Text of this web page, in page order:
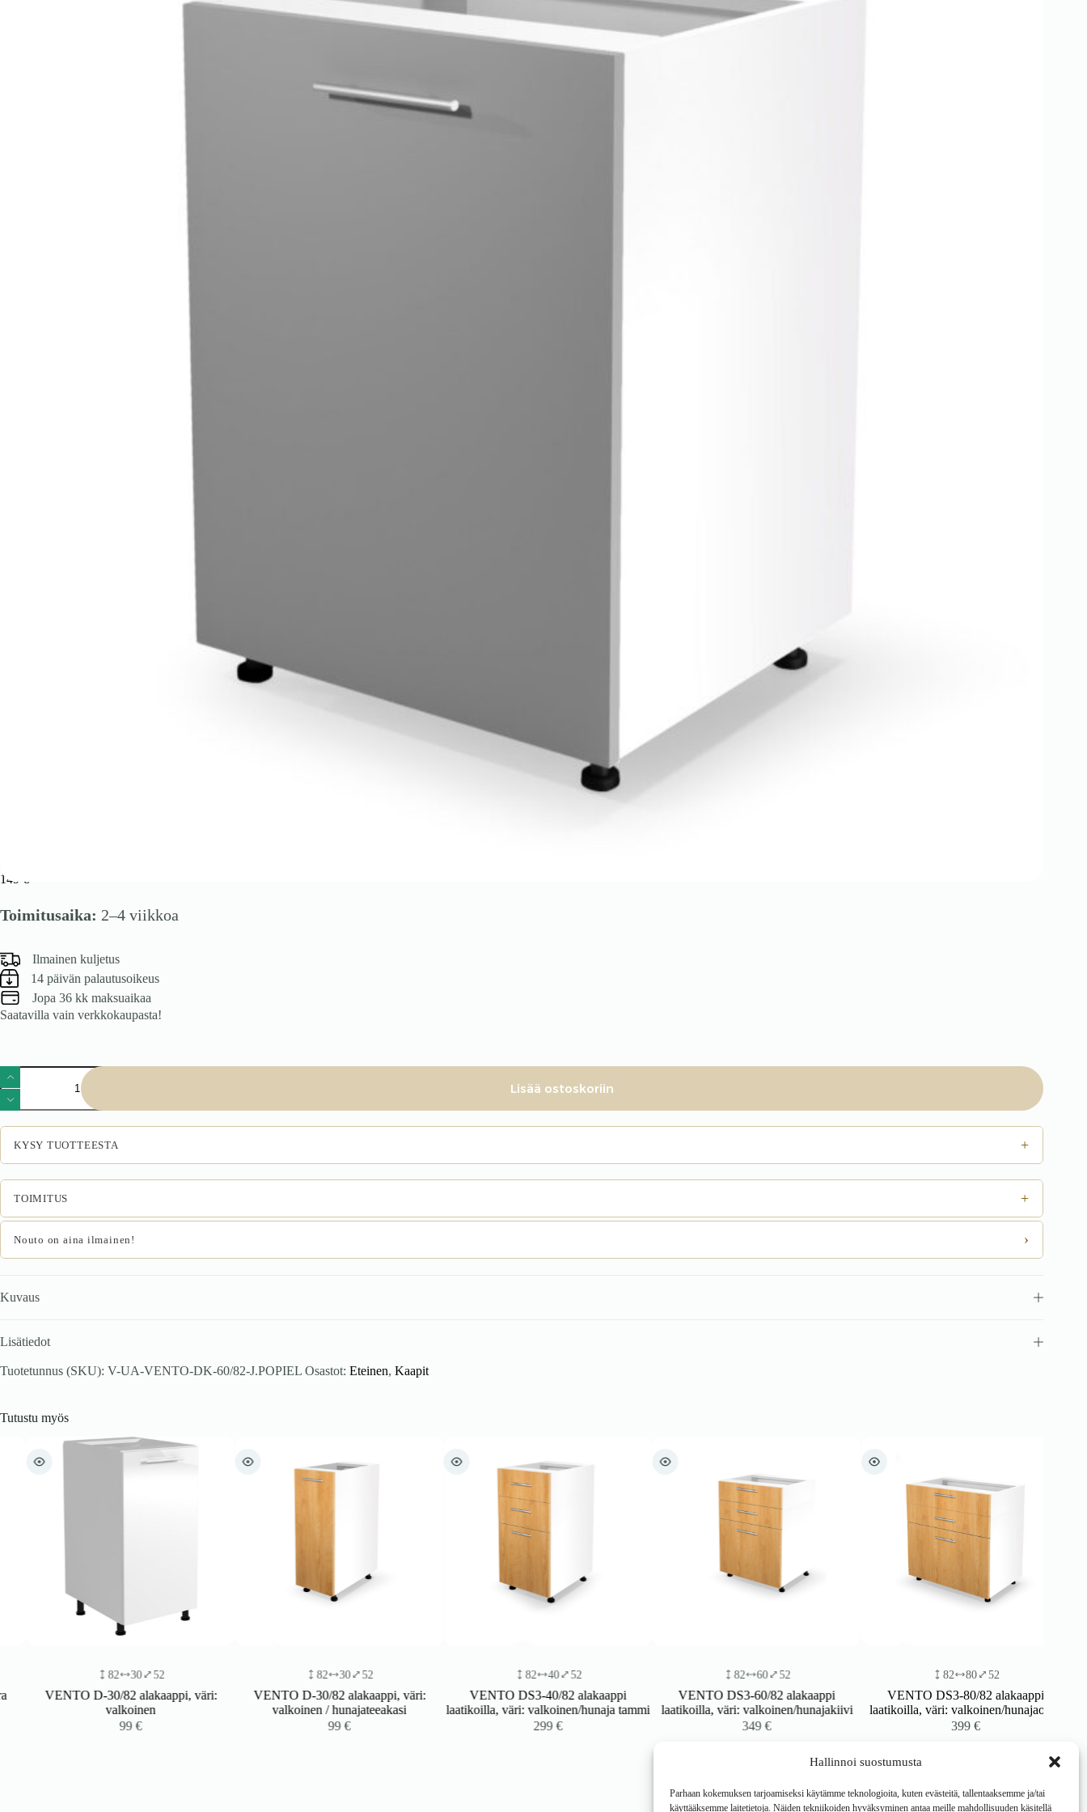
Hallinnoi suostumusta
Parhaan kokemuksen tarjoamiseksi käytämme teknologioita, kuten evästeitä, tallentaaksemme ja/tai
käyttääksemme laitetietoja. Näiden tekniikoiden hyväksyminen antaa meille mahdollisuuden käsitellä
149 €
Toimitusaika: 2–4 viikkoa
Ilmainen kuljetus
14 päivän palautusoikeus
Jopa 36 kk maksuaikaa
Saatavilla vain verkkokaupasta!
VENTO
DK-
60/82
allaskaappi,
väri:
valkoinen
vaaleanharmaa
määrä
Lisää ostoskoriin
KYSY TUOTTEESTA +
TOIMITUS +
Nouto on aina ilmainen! ›
Kuvaus
Lisätiedot
Tuotetunnus (SKU): V-UA-VENTO-DK-60/82-J.POPIEL Osastot: Eteinen, Kaapit
Tutustu myös
60 52
VENTO DS3-60/82 alakaappi
laatikoilla, väri: valkoinen/hunajakiivi
€
80 52
VENTO DS3-80/82 alakaappi
laatikoilla, väri: valkoinen/hunajaoksa
€
30 52
VENTO D-30/82 alakaappi, väri:
valkoinen
30 52
VENTO D-30/82 alakaappi, väri:
valkoinen / hunajateeakasi
40 52
VENTO DS3-40/82 alakaappi
laatikoilla, väri: valkoinen/hunaja tammi
€